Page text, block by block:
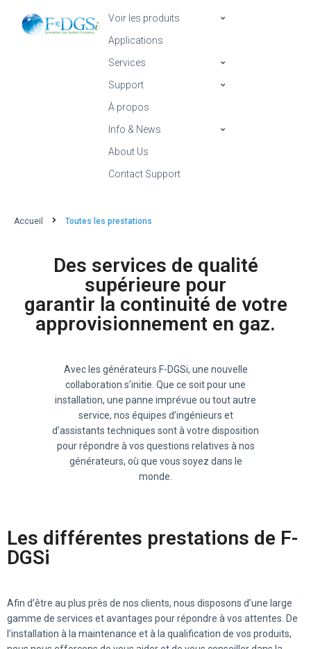
Voir les produits
Applications
Services
Support
À propos
Info & News
About Us
Contact Support
Accueil Toutes les prestations
Des services de qualité
supérieure pour
garantir la continuité de votre
approvisionnement en gaz.
Avec les générateurs F-DGSi, une nouvelle
collaboration s’initie. Que ce soit pour une
installation, une panne imprévue ou tout autre
service, nos équipes d’ingénieurs et
d’assistants techniques sont à votre disposition
pour répondre à vos questions relatives à nos
générateurs, où que vous soyez dans le
monde.
Les différentes prestations de F-
DGSi
Afin d’être au plus près de nos clients, nous disposons d’une large
gamme de services et avantages pour répondre à vos attentes. De
l’installation à la maintenance et à la qualification de vos produits,